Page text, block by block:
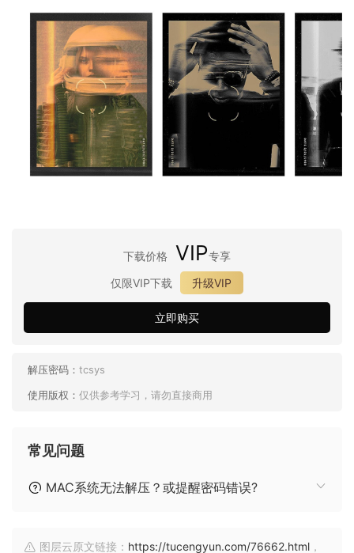
下载价格 VIP专享
仅限VIP下载
升级VIP
立即购买
解压密码： tcsys
使用版权： 仅供参考学习，请勿直接商用
常见问题
MAC系统无法解压？或提醒密码错误?
图层云原文链接： https://tucengyun.com/76662.html ，